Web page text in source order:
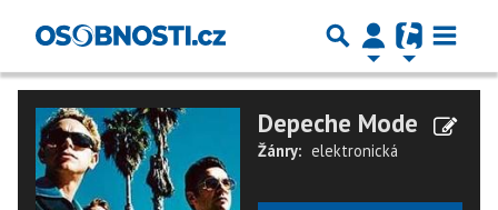
Depeche Mode
Žánry: elektronická